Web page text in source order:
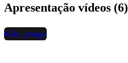
Apresentação vídeos (6)
hide_image